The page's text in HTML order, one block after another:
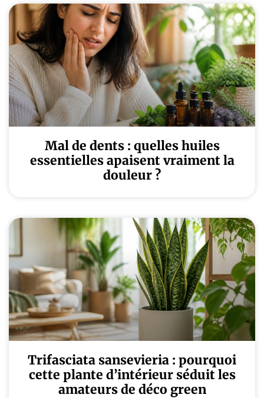
Mal de dents : quelles huiles
essentielles apaisent vraiment la
douleur ?
Trifasciata sansevieria : pourquoi
cette plante d’intérieur séduit les
amateurs de déco green